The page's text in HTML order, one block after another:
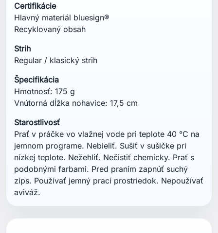
Certifikácie
Hlavný materiál bluesign®
Recyklovaný obsah
Strih
Regular / klasický strih
Špecifikácia
Hmotnosť: 175 g
Vnútorná dĺžka nohavice: 17,5 cm
Starostlivosť
Prať v práčke vo vlažnej vode pri teplote 40 °C na
jemnom programe. Nebieliť. Sušiť v sušičke pri
nízkej teplote. Nežehliť. Nečistiť chemicky. Prať s
podobnými farbami. Pred praním zapnúť suchý
zips. Používať jemný prací prostriedok. Nepoužívať
aviváž.